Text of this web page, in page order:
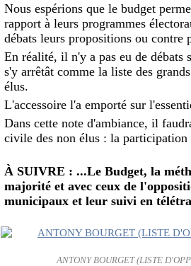
Nous espérions que le budget
rapport à leurs programmes
débats leurs propositions ou contre
En réalité, il n'y a pas eu de débats
s'y arrêtât comme la liste des
élus.
L'accessoire l'a emporté sur
Dans cette note d'ambiance, il
civile des non élus : la participation
À SUIVRE : ...Le Budget, la
majorité et avec ceux de
municipaux et leur suivi en
ANTONY BOURGET (LISTE